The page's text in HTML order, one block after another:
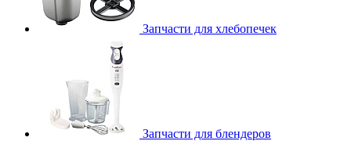
Запчасти для хлебопечек
Запчасти для блендеров